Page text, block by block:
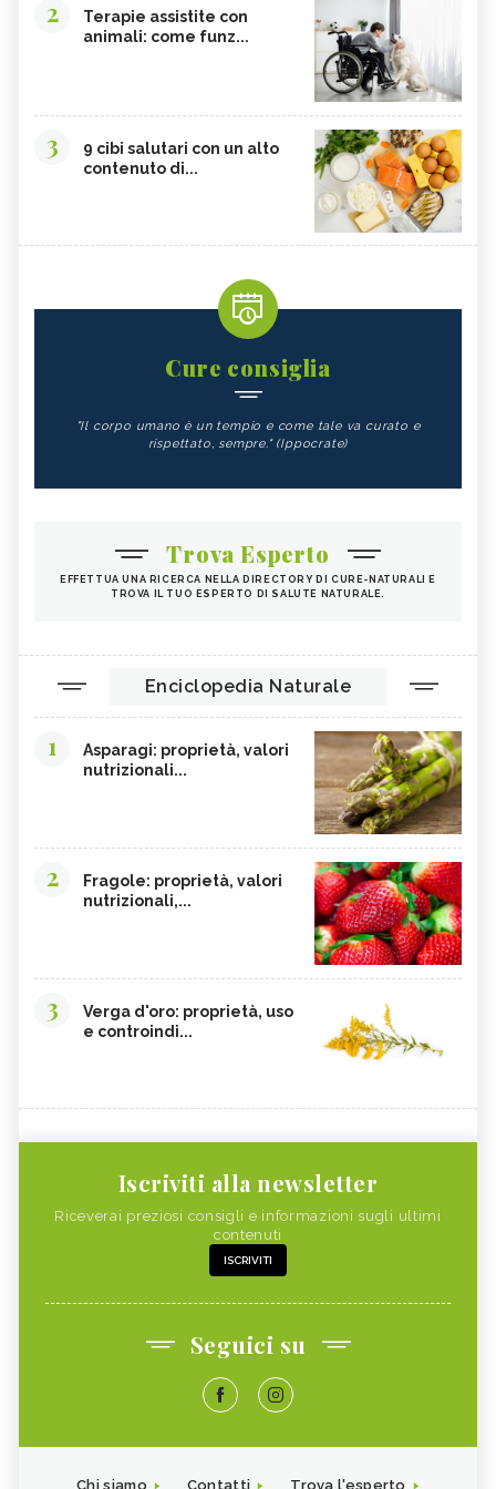
2
Terapie assistite con
animali: come funz...
3
9 cibi salutari con un alto
contenuto di...
Cure consiglia
"Il corpo umano è un tempio e come tale va curato e
rispettato, sempre." (Ippocrate)
Trova Esperto
EFFETTUA UNA RICERCA NELLA DIRECTORY DI CURE-NATURALI E
TROVA IL TUO ESPERTO DI SALUTE NATURALE.
Enciclopedia Naturale
1
Asparagi: proprietà, valori
nutrizionali...
2
Fragole: proprietà, valori
nutrizionali,...
3
Verga d'oro: proprietà, uso
e controindi...
Iscriviti alla newsletter
Riceverai preziosi consigli e informazioni sugli ultimi
contenuti
ISCRIVITI
Seguici su
Chi siamo Contatti Trova l'esperto